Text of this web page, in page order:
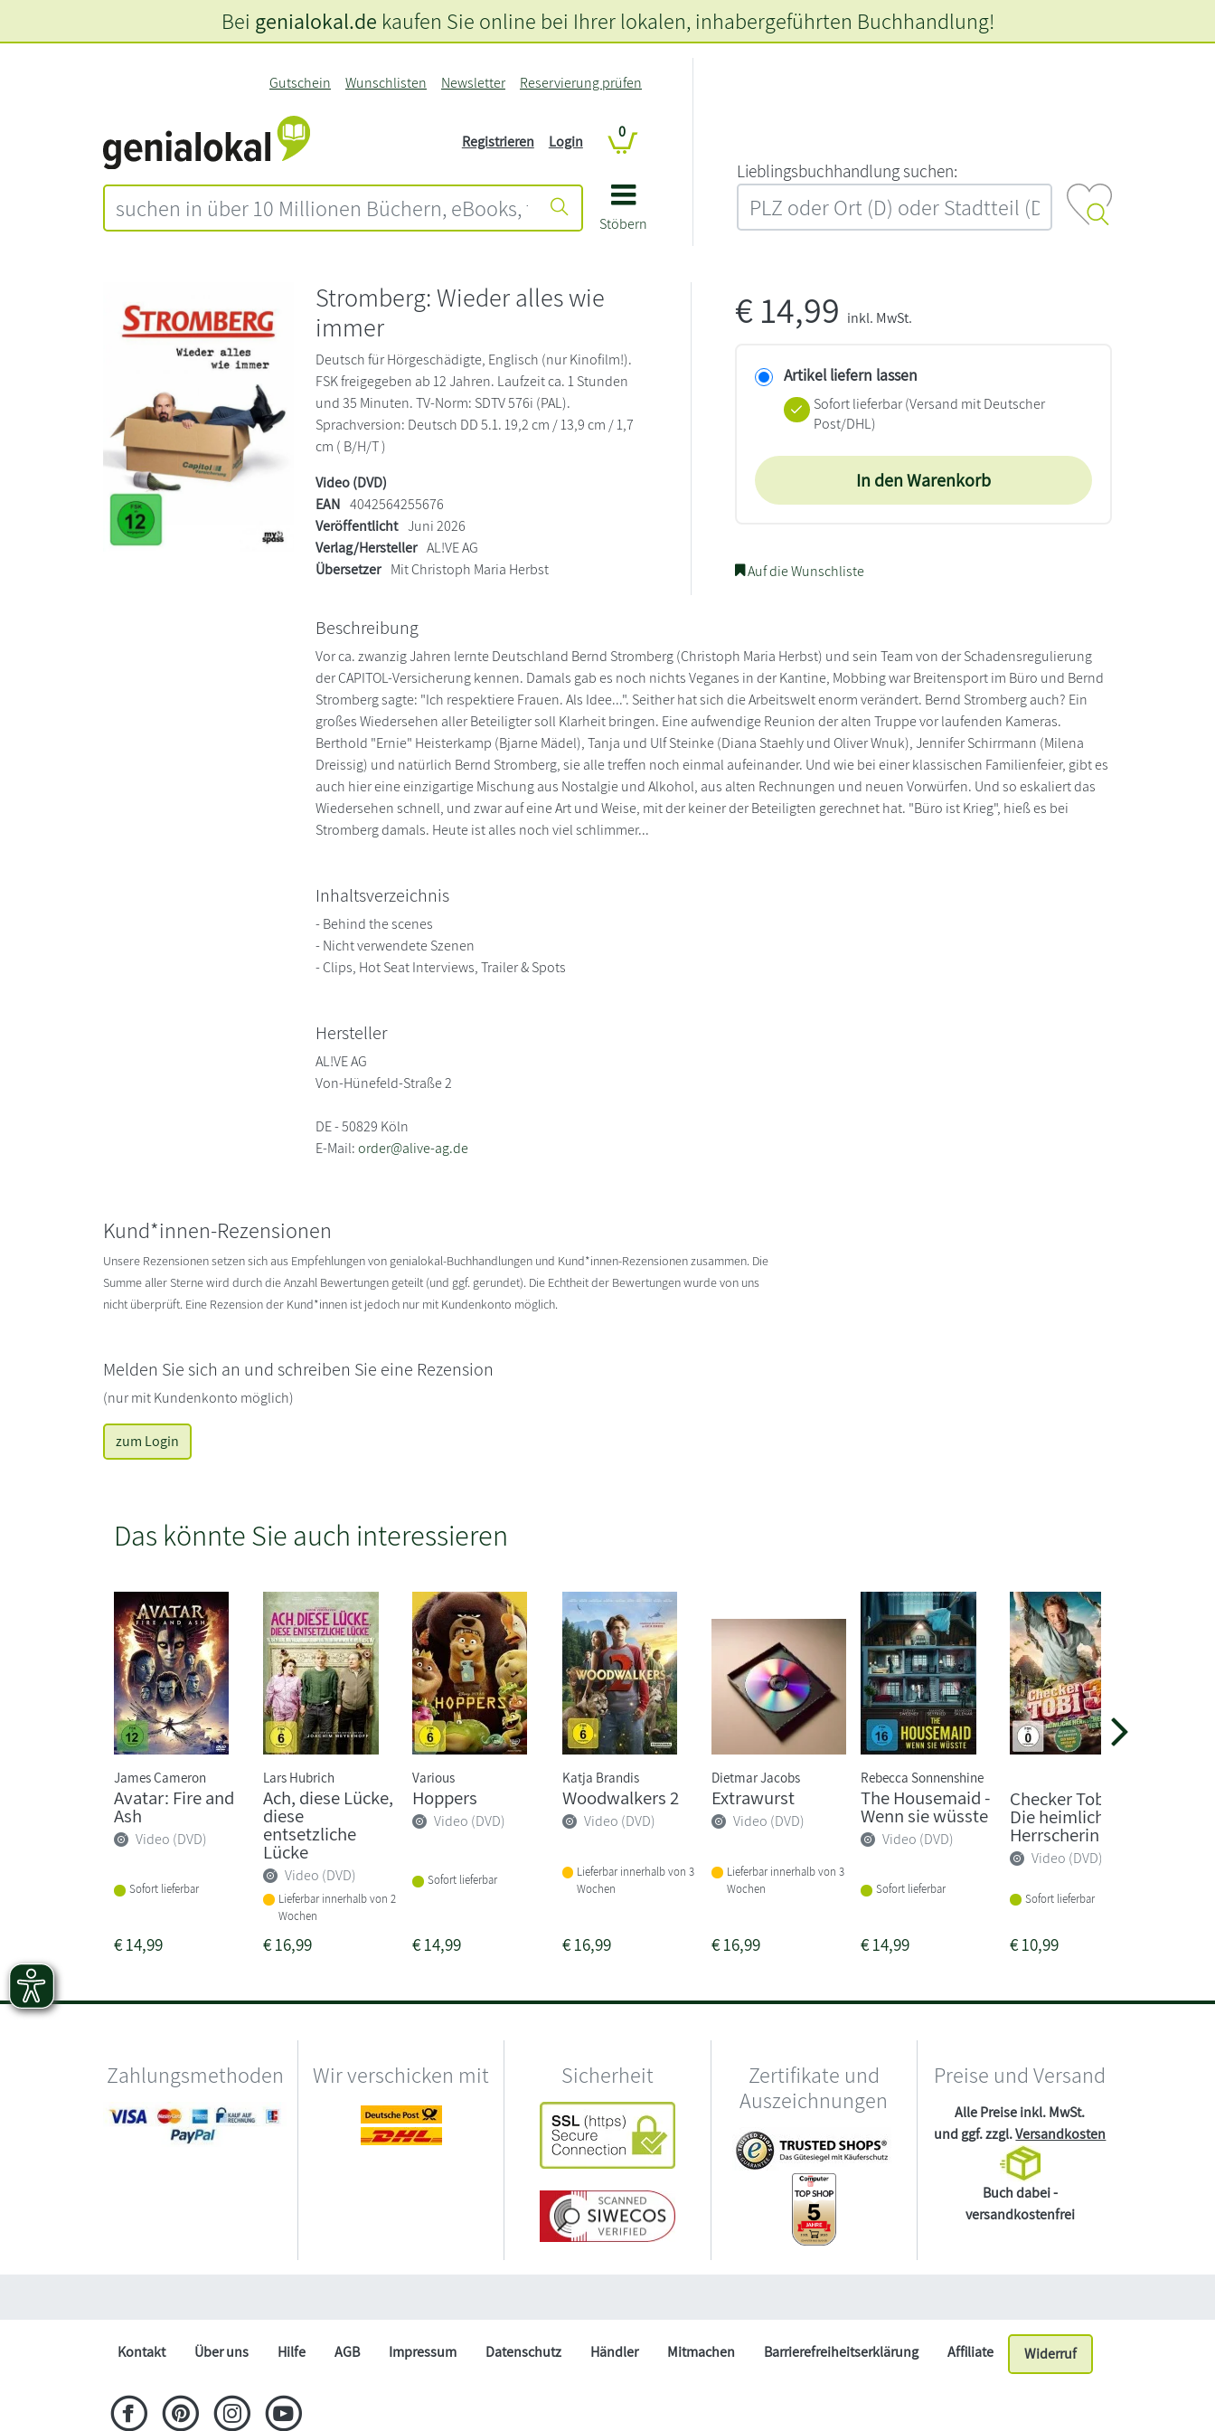
Stöbern
Gutschein Wunschlisten Newsletter Reservierung prüfen
Registrieren Login
0
L‍i‍e‍b‍l‍i‍n‍g‍s‍b‍u‍c‍h‍h‍a‍n‍d‍l‍u‍n‍g‍ ‍s‍u‍c‍h‍e‍n‍:‍
Bei genialokal.de kaufen Sie online bei Ihrer lokalen, inhabergeführten Buchhandlung!
Stromberg: Wieder alles wie
immer
Deutsch für Hörgeschädigte, Englisch (nur Kinofilm!).
FSK freigegeben ab 12 Jahren. Laufzeit ca. 1 Stunden
und 35 Minuten. TV-Norm: SDTV 576i (PAL).
Sprachversion: Deutsch DD 5.1. 19,2 cm / 13,9 cm / 1,7
cm ( B/H/T )
Video (DVD)
EAN 4042564255676
Veröffentlicht Juni 2026
Verlag/Hersteller AL!VE AG
Übersetzer Mit Christoph Maria Herbst
€14,99 inkl. MwSt.
Artikel liefern lassen
Sofort lieferbar(Versand mit Deutscher
Post/DHL)
In den Warenkorb
Auf die Wunschliste
Beschreibung
Vor ca. zwanzig Jahren lernte Deutschland Bernd Stromberg (Christoph Maria Herbst) und sein Team von der Schadensregulierung
der CAPITOL-Versicherung kennen. Damals gab es noch nichts Veganes in der Kantine, Mobbing war Breitensport im Büro und Bernd
Stromberg sagte: "Ich respektiere Frauen. Als Idee...". Seither hat sich die Arbeitswelt enorm verändert. Bernd Stromberg auch? Ein
großes Wiedersehen aller Beteiligter soll Klarheit bringen. Eine aufwendige Reunion der alten Truppe vor laufenden Kameras.
Berthold "Ernie" Heisterkamp (Bjarne Mädel), Tanja und Ulf Steinke (Diana Staehly und Oliver Wnuk), Jennifer Schirrmann (Milena
Dreissig) und natürlich Bernd Stromberg, sie alle treffen noch einmal aufeinander. Und wie bei einer klassischen Familienfeier, gibt es
auch hier eine einzigartige Mischung aus Nostalgie und Alkohol, aus alten Rechnungen und neuen Vorwürfen. Und so eskaliert das
Wiedersehen schnell, und zwar auf eine Art und Weise, mit der keiner der Beteiligten gerechnet hat. "Büro ist Krieg", hieß es bei
Stromberg damals. Heute ist alles noch viel schlimmer...
Inhaltsverzeichnis
- Behind the scenes
- Nicht verwendete Szenen
- Clips, Hot Seat Interviews, Trailer & Spots
Hersteller
AL!VE AG
Von-Hünefeld-Straße 2
DE - 50829 Köln
E-Mail:order@alive-ag.de
Kund*innen-Rezensionen
Unsere Rezensionen setzen sich aus Empfehlungen von genialokal-Buchhandlungen und Kund*innen-Rezensionen zusammen. Die
Summe aller Sterne wird durch die Anzahl Bewertungen geteilt (und ggf. gerundet). Die Echtheit der Bewertungen wurde von uns
nicht überprüft. Eine Rezension der Kund*innen ist jedoch nur mit Kundenkonto möglich.
Melden Sie sich an und schreiben Sie eine Rezension
(nur mit Kundenkonto möglich)
zum Login
Das könnte Sie auch interessieren
James Cameron
Avatar: Fire and
Ash
Video (DVD)
Sofort lieferbar
€14,99
Lars Hubrich
Ach, diese Lücke,
diese
entsetzliche
Lücke
Video (DVD)
Lieferbar innerhalb von 2
Wochen
€16,99
Various
Hoppers
Video (DVD)
Sofort lieferbar
€14,99
Katja Brandis
Woodwalkers 2
Video (DVD)
Lieferbar innerhalb von 3
Wochen
€16,99
Dietmar Jacobs
Extrawurst
Video (DVD)
Lieferbar innerhalb von 3
Wochen
€16,99
Rebecca Sonnenshine
The Housemaid -
Wenn sie wüsste
Video (DVD)
Sofort lieferbar
€14,99
Checker Tobi 3 -
Die heimliche
Herrscherin ...
Video (DVD)
Sofort lieferbar
€10,99
Zahlungsmethoden Wir verschicken mit Sicherheit
Zertifikate und
Auszeichnungen
Preise und Versand
Alle Preise inkl. MwSt.
und ggf. zzgl.Versandkosten
Buch dabei -
versandkostenfrei
Kontakt Über uns Hilfe AGB Impressum Datenschutz Händler Mitmachen Barrierefreiheitserklärung Affiliate Widerruf